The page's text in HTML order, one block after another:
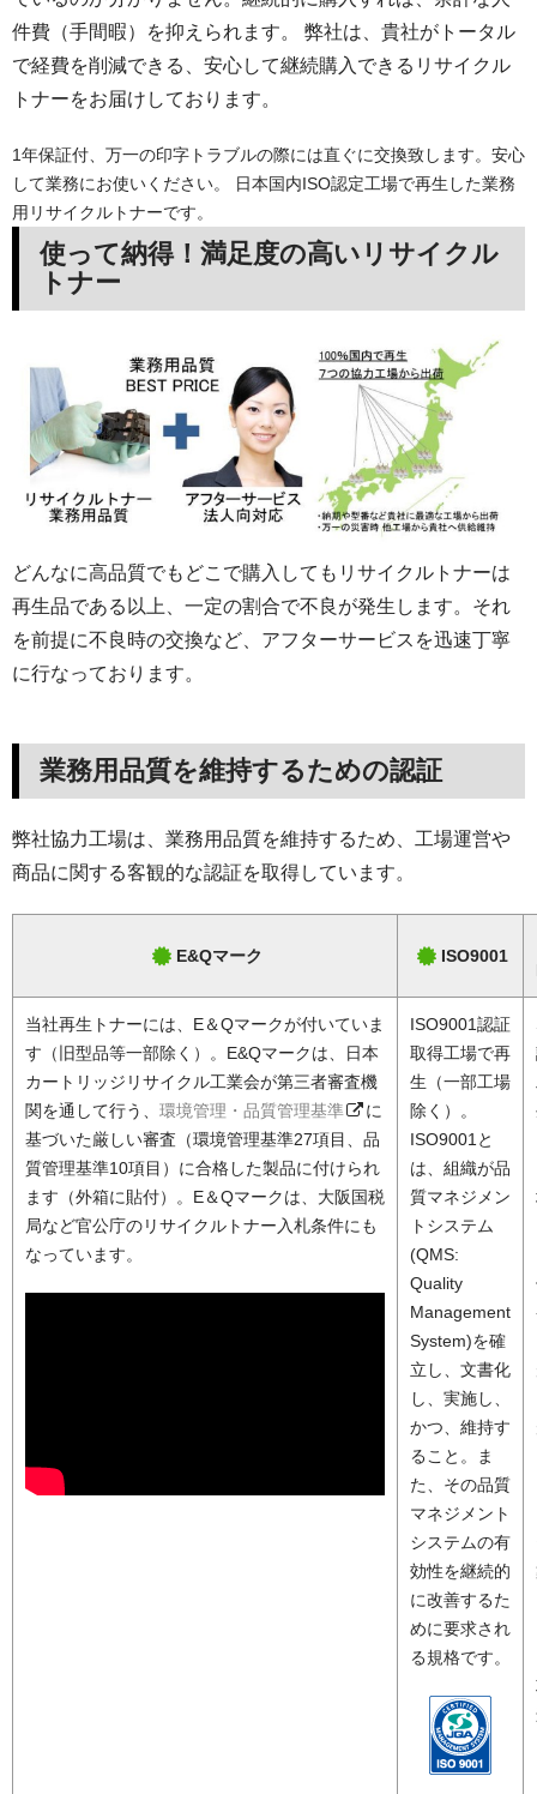
件費（手間暇）を抑えられます。 弊社は、貴社がトータル
で経費を削減できる、安心して継続購入できるリサイクル
トナーをお届けしております。
1年保証付、万一の印字トラブルの際には直ぐに交換致します。安心
して業務にお使いください。 日本国内ISO認定工場で再生した業務
用リサイクルトナーです。
使って納得！満足度の高いリサイクル
トナー
どんなに高品質でもどこで購入してもリサイクルトナーは
再生品である以上、一定の割合で不良が発生します。それ
を前提に不良時の交換など、アフターサービスを迅速丁寧
に行なっております。
業務用品質を維持するための認証
弊社協力工場は、業務用品質を維持するため、工場運営や
商品に関する客観的な認証を取得しています。
E&Qマーク ISO9001
当社再生トナーには、E＆Qマークが付いていま
す（旧型品等一部除く）。E&Qマークは、日本
カートリッジリサイクル工業会が第三者審査機
関を通して行う、 環境管理・品質管理基準
に
基づいた厳しい審査（環境管理基準27項目、品
質管理基準10項目）に合格した製品に付けられ
ます（外箱に貼付）。E＆Qマークは、大阪国税
局など官公庁のリサイクルトナー入札条件にも
なっています。
ISO9001認証
取得工場で再
生（一部工場
除く）。
ISO9001と
は、組織が品
質マネジメン
トシステム
(QMS:
Quality
Management
System)を確
立し、文書化
し、実施し、
かつ、維持す
ること。ま
た、その品質
マネジメント
システムの有
効性を継続的
に改善するた
めに要求され
る規格です。